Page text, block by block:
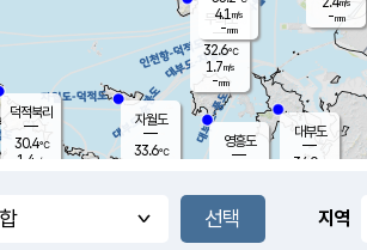
풍도
무의도
32.6℃
1.7m/s
-mm
영흥도
자월도
33.6℃
대부도
34.0
덕적북리
30.4℃
1.4 m/s
4.1 m/s
-mm
-mm
지역